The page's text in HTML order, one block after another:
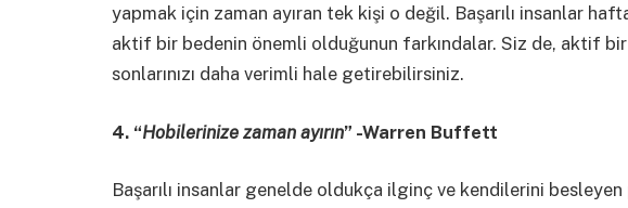
yapmak için zaman ayıran tek kişi o değil. Başarılı insanlar
aktif bir bedenin önemli olduğunun farkındalar. Siz de, aktif
sonlarınızı daha verimli hale getirebilirsiniz.
4. “Hobilerinize zaman ayırın” -Warren Buffett
Başarılı insanlar genelde oldukça ilginç ve kendilerini